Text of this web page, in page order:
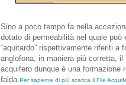
Sino a poco tempo fa nella
dotato di permeabilità nel quale
“aquitardo” rispettivamente riferiti
anglofona, in maniera più corretta,
acquifero dunque è una formazione
falda.Per saperne di più scarica il File